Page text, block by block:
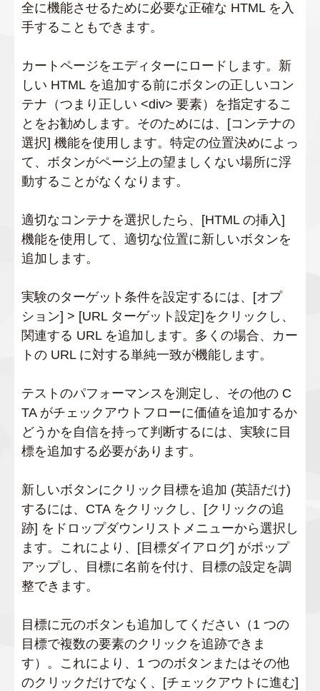
全に機能させるために必要な正確な HTML を入
手することもできます。
カートページをエディターにロードします。新
しい HTML を追加する前にボタンの正しいコン
テナ（つまり正しい <div> 要素）を指定するこ
とをお勧めします。そのためには、[コンテナの
選択] 機能を使用します。特定の位置決めによっ
て、ボタンがページ上の望ましくない場所に浮
動することがなくなります。
適切なコンテナを選択したら、[HTML の挿入]
機能を使用して、適切な位置に新しいボタンを
追加します。
実験のターゲット条件を設定するには、[オプ
ション] > [URL ターゲット設定]をクリックし、
関連する URL を追加します。多くの場合、カー
トの URL に対する単純一致が機能します。
テストのパフォーマンスを測定し、その他の C
TA がチェックアウトフローに価値を追加するか
どうかを自信を持って判断するには、実験に目
標を追加する必要があります。
新しいボタンにクリック目標を追加 (英語だけ)
するには、CTA をクリックし、[クリックの追
跡] をドロップダウンリストメニューから選択し
ます。これにより、[目標ダイアログ] がポップ
アップし、目標に名前を付け、目標の設定を調
整できます。
目標に元のボタンも追加してください（1 つの
目標で複数の要素のクリックを追跡できま
す）。これにより、1 つのボタンまたはその他
のクリックだけでなく、[チェックアウトに進む]